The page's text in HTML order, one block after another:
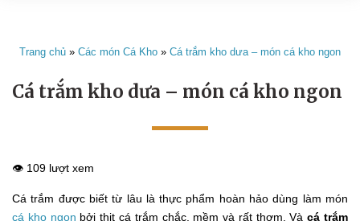
Trang chủ » Các món Cá Kho » Cá trắm kho dưa – món cá kho ngon
Cá trắm kho dưa – món cá kho ngon
👁️ 109 lượt xem
Cá trắm được biết từ lâu là thực phẩm hoàn hảo dùng làm món
cá kho ngon bởi thịt cá trắm chắc, mềm và rất thơm. Vàcá trắm